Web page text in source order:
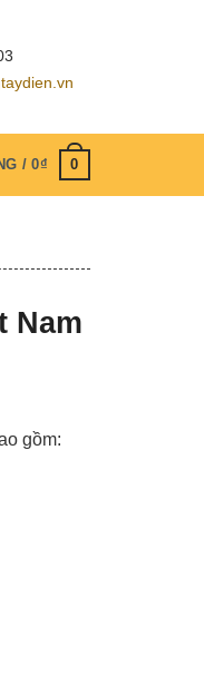
/0₫ 0
Nam
gồm: